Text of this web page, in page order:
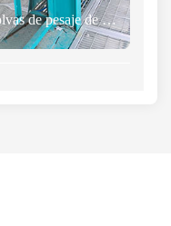
ZOOMLINE Suministro de tolvas de pesaje de asfalto con calentamiento de precisión a Grecia.